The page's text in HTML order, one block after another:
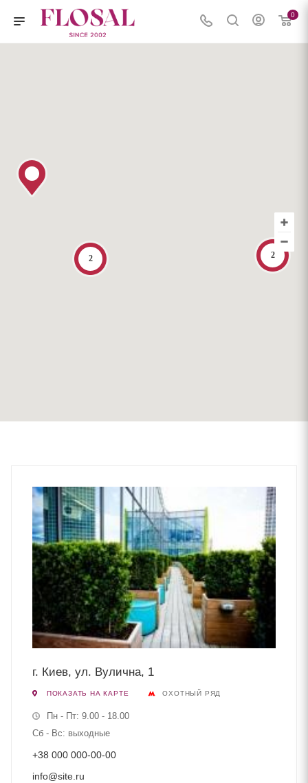
0
2 2
г. Киев, ул. Вулична, 1
ПОКАЗАТЬ НА КАРТЕ ОХОТНЫЙ РЯД
Пн - Пт: 9.00 - 18.00
Сб - Вс: выходные
+38 000 000-00-00
info@site.ru